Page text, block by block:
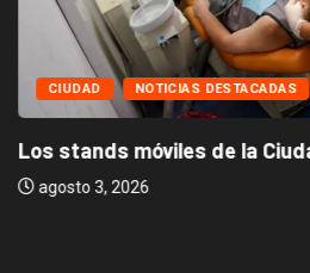
CIUDAD NOTICIAS DESTACADAS
Los stands móviles de la
agosto 3, 2026